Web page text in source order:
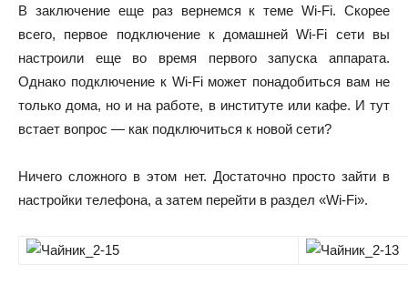
В заключение еще раз вернемся к теме Wi-Fi. Скорее
всего, первое подключение к домашней Wi-Fi сети вы
настроили еще во время первого запуска аппарата.
Однако подключение к Wi-Fi может понадобиться вам не
только дома, но и на работе, в институте или кафе. И тут
встает вопрос — как подключиться к новой сети?
Ничего сложного в этом нет. Достаточно просто зайти в
настройки телефона, а затем перейти в раздел «Wi-Fi».